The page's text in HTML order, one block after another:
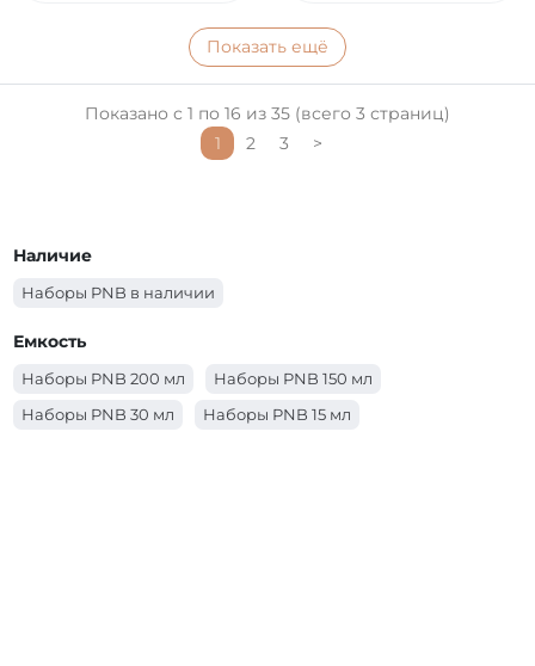
Показать ещё
Показано с 1 по 16 из 35 (всего 3 страниц)
1
2 3 >
Наличие
Наборы PNB в наличии
Емкость
Наборы PNB 200 мл
Наборы PNB 150 мл
Наборы PNB 30 мл
Наборы PNB 15 мл